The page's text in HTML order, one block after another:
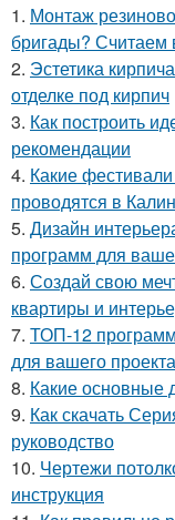
1. Монтаж
бригады? Считаем
2. Эстетика
отделке под кирпич
3. Как построить
рекомендации
4. Какие
проводятся в
5. Дизайн
программ для
6. Создай свою
квартиры и
7. ТОП-12
для вашего проекта
8. Какие основные
9. Как скачать
руководство
10. Чертежи
инструкция